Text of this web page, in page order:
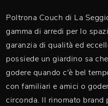
Poltrona Couch di La
gamma di arredi per lo
garanzia di qualità ed
possiede un giardino sa
godere quando c'è bel
con familiari e amici o
circonda. Il rinomato brand